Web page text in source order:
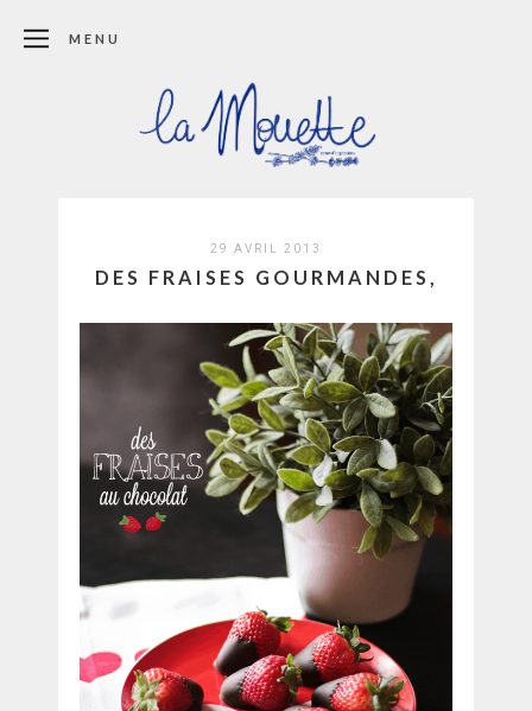
MENU
29 AVRIL 2013
DES FRAISES GOURMANDES,